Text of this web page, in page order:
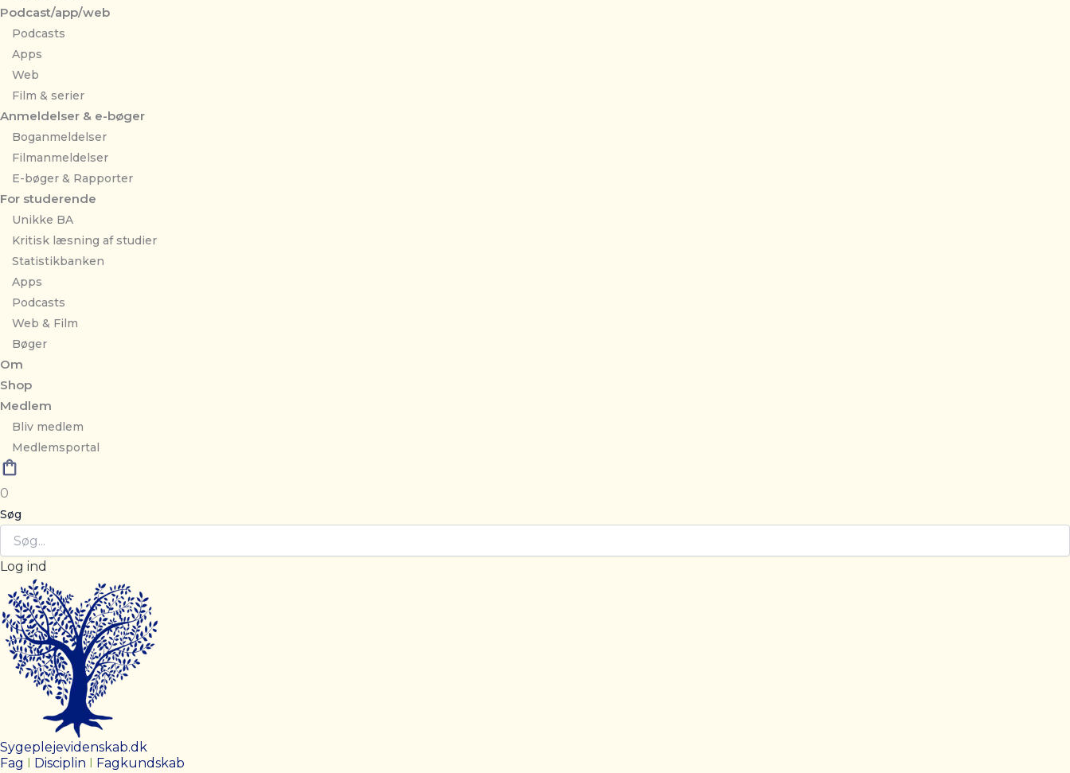
Podcast/app/web
Podcasts
Apps
Web
Film & serier
Anmeldelser & e-bøger
Boganmeldelser
Filmanmeldelser
E-bøger & Rapporter
For studerende
Unikke BA
Kritisk læsning af studier
Statistikbanken
Apps
Podcasts
Web & Film
Bøger
Om
Shop
Medlem
Bliv medlem
Medlemsportal
0
Søg
Log ind
Sygeplejevidenskab.dk
Fag I Disciplin I Fagkundskab